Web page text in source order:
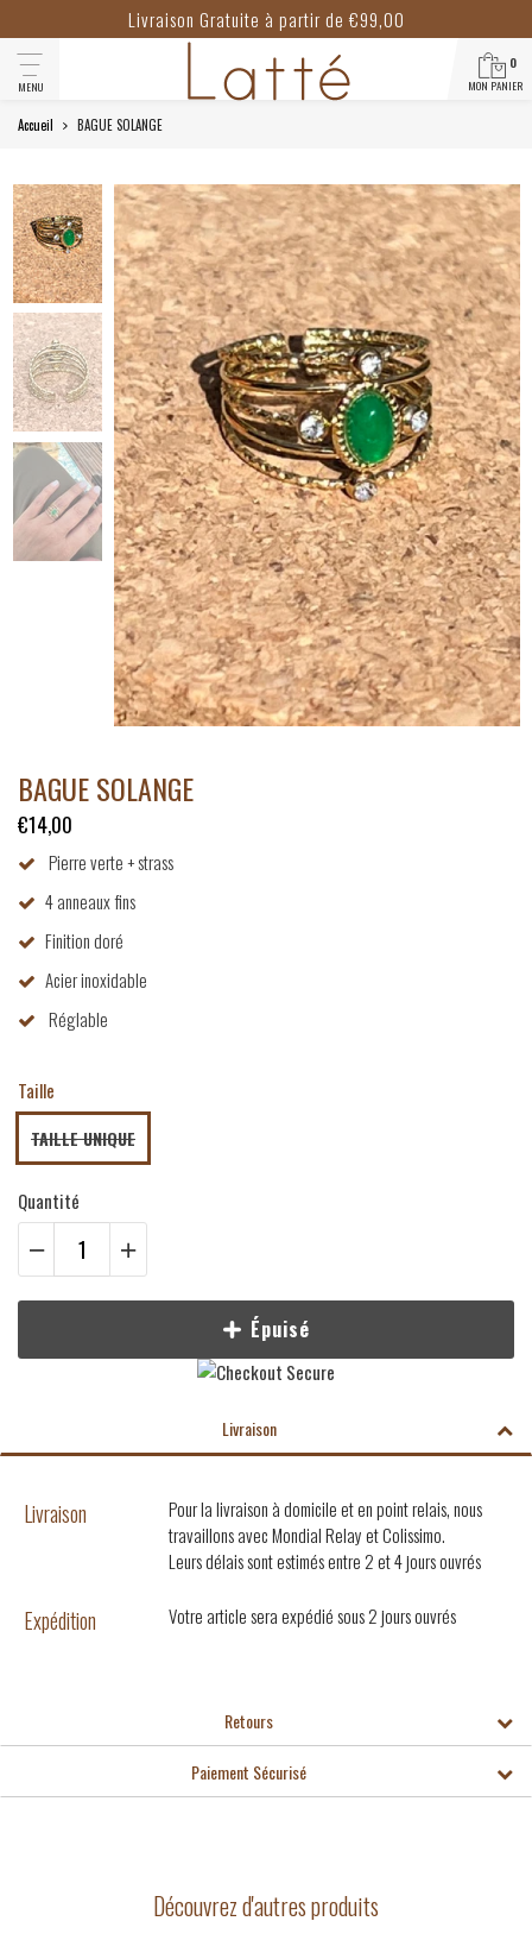
Livraison Gratuite à partir de €99,00
0
MON PANIER
MENU
Accueil BAGUE SOLANGE
BAGUE SOLANGE
€14,00
Pierre verte + strass
4 anneaux fins
Finition doré
Acier inoxidable
Réglable
Taille
TAILLE UNIQUE
Quantité
Épuisé
Livraison
Livraison
Pour la livraison à domicile et en point relais, nous
travaillons avec Mondial Relay et Colissimo.
Leurs délais sont estimés entre 2 et 4 jours ouvrés
Expédition Votre article sera expédié sous 2 jours ouvrés
Retours
Paiement Sécurisé
Découvrez d'autres produits